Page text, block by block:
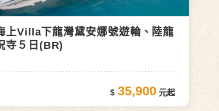
上Villa下龍灣黛安娜號遊輪、陸龍
寺５日(BR)
35,900